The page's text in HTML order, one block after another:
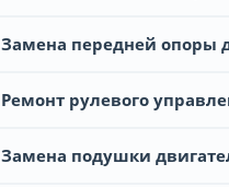
Замена передней опоры
Ремонт рулевого
Замена подушки